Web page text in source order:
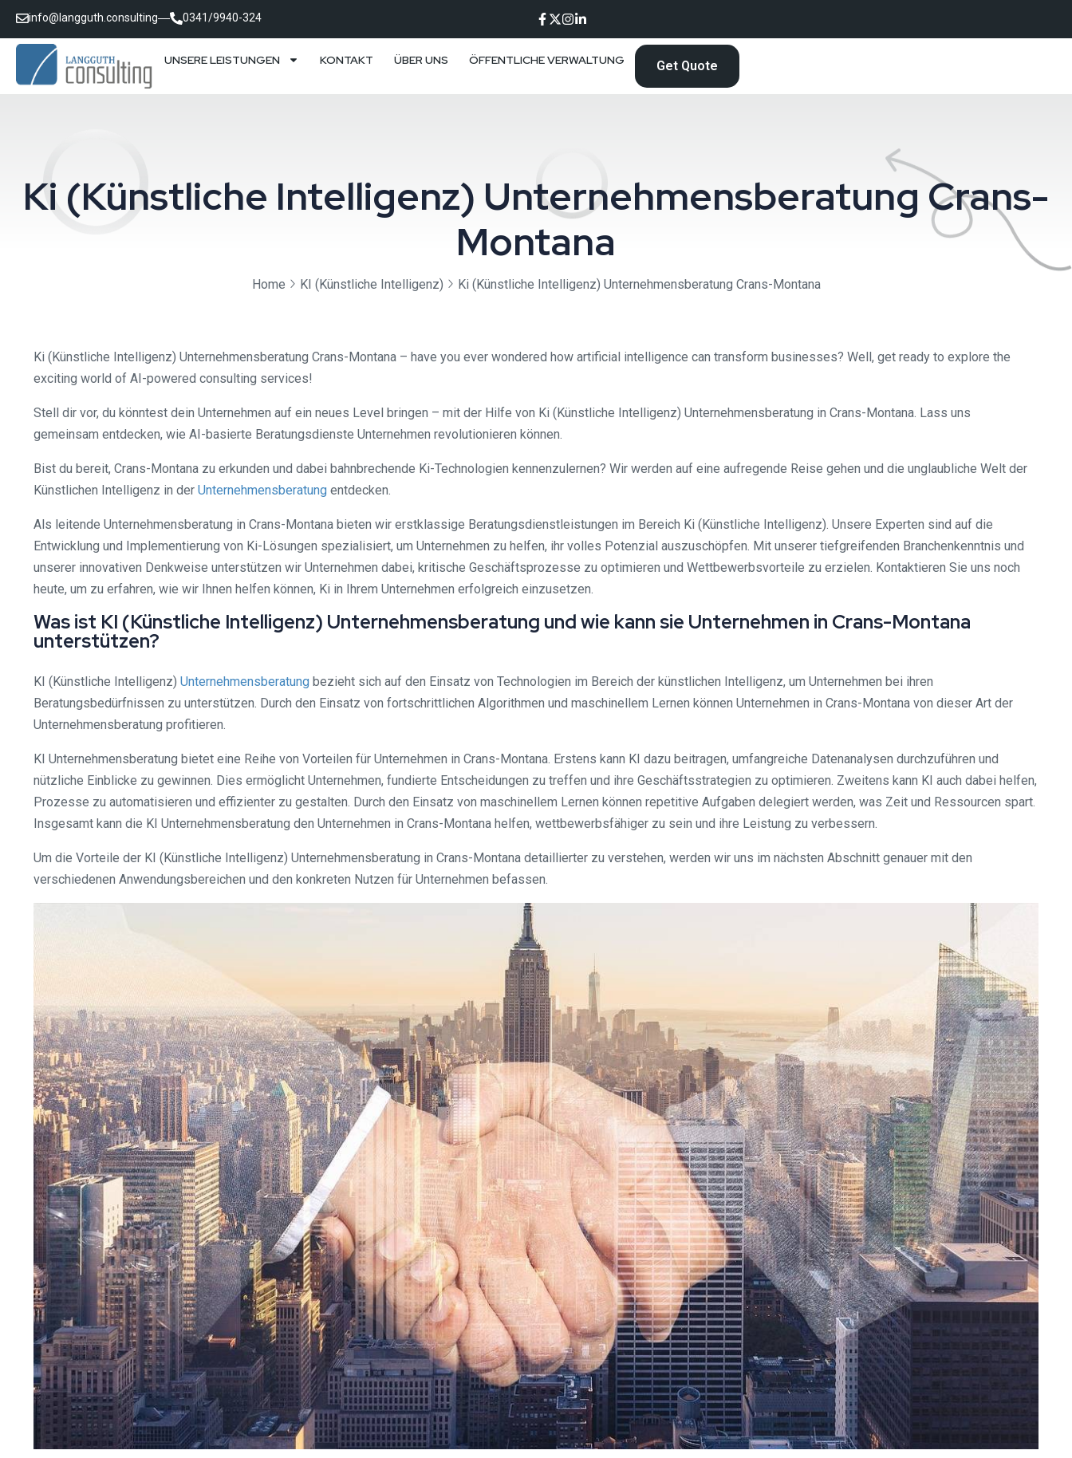
info@langguth.consulting 0341/9940-324
UNSERE LEISTUNGEN KONTAKT ÜBER UNS ÖFFENTLICHE VERWALTUNG Get Quote
Ki (Künstliche Intelligenz) Unternehmensberatung Crans-
Montana
Home KI (Künstliche Intelligenz) Ki (Künstliche Intelligenz) Unternehmensberatung Crans-Montana
Ki (Künstliche Intelligenz) Unternehmensberatung Crans-Montana – have you ever wondered how artificial intelligence can transform businesses? Well, get ready to explore the
exciting world of AI-powered consulting services!
Stell dir vor, du könntest dein Unternehmen auf ein neues Level bringen – mit der Hilfe von Ki (Künstliche Intelligenz) Unternehmensberatung in Crans-Montana. Lass uns
gemeinsam entdecken, wie AI-basierte Beratungsdienste Unternehmen revolutionieren können.
Bist du bereit, Crans-Montana zu erkunden und dabei bahnbrechende Ki-Technologien kennenzulernen? Wir werden auf eine aufregende Reise gehen und die unglaubliche Welt der
Künstlichen Intelligenz in der Unternehmensberatung entdecken.
Als leitende Unternehmensberatung in Crans-Montana bieten wir erstklassige Beratungsdienstleistungen im Bereich Ki (Künstliche Intelligenz). Unsere Experten sind auf die
Entwicklung und Implementierung von Ki-Lösungen spezialisiert, um Unternehmen zu helfen, ihr volles Potenzial auszuschöpfen. Mit unserer tiefgreifenden Branchenkenntnis und
unserer innovativen Denkweise unterstützen wir Unternehmen dabei, kritische Geschäftsprozesse zu optimieren und Wettbewerbsvorteile zu erzielen. Kontaktieren Sie uns noch
heute, um zu erfahren, wie wir Ihnen helfen können, Ki in Ihrem Unternehmen erfolgreich einzusetzen.
Was ist KI (Künstliche Intelligenz) Unternehmensberatung und wie kann sie Unternehmen in Crans-Montana
unterstützen?
KI (Künstliche Intelligenz) Unternehmensberatung bezieht sich auf den Einsatz von Technologien im Bereich der künstlichen Intelligenz, um Unternehmen bei ihren
Beratungsbedürfnissen zu unterstützen. Durch den Einsatz von fortschrittlichen Algorithmen und maschinellem Lernen können Unternehmen in Crans-Montana von dieser Art der
Unternehmensberatung profitieren.
KI Unternehmensberatung bietet eine Reihe von Vorteilen für Unternehmen in Crans-Montana. Erstens kann KI dazu beitragen, umfangreiche Datenanalysen durchzuführen und
nützliche Einblicke zu gewinnen. Dies ermöglicht Unternehmen, fundierte Entscheidungen zu treffen und ihre Geschäftsstrategien zu optimieren. Zweitens kann KI auch dabei helfen,
Prozesse zu automatisieren und effizienter zu gestalten. Durch den Einsatz von maschinellem Lernen können repetitive Aufgaben delegiert werden, was Zeit und Ressourcen spart.
Insgesamt kann die KI Unternehmensberatung den Unternehmen in Crans-Montana helfen, wettbewerbsfähiger zu sein und ihre Leistung zu verbessern.
Um die Vorteile der KI (Künstliche Intelligenz) Unternehmensberatung in Crans-Montana detaillierter zu verstehen, werden wir uns im nächsten Abschnitt genauer mit den
verschiedenen Anwendungsbereichen und den konkreten Nutzen für Unternehmen befassen.